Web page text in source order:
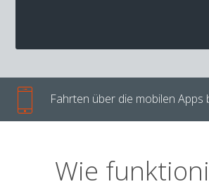
Fahrten über die mobilen Apps
Wie